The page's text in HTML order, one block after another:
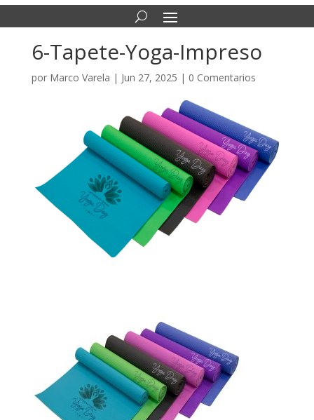
6-Tapete-Yoga-Impreso
por Marco Varela | Jun 27, 2025 | 0 Comentarios